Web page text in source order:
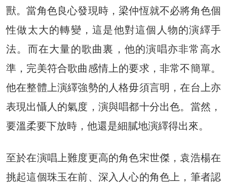
獸。當角色良心發現時，梁仲恆就不必將角色個
性做太大的轉變，這是他對這個人物的演繹手
法。而在大量的歌曲裏，他的演唱亦非常高水
準，完美符合歌曲感情上的要求，非常不簡單。
他在整體上演繹強勢的人格毋須言明，在台上亦
表現出懾人的氣度，演與唱都十分出色。當然，
要溫柔要下放時，他還是細膩地演繹得出來。
至於在演唱上難度更高的角色宋世傑，袁浩楊在
挑起這個珠玉在前、深入人心的角色上，筆者認